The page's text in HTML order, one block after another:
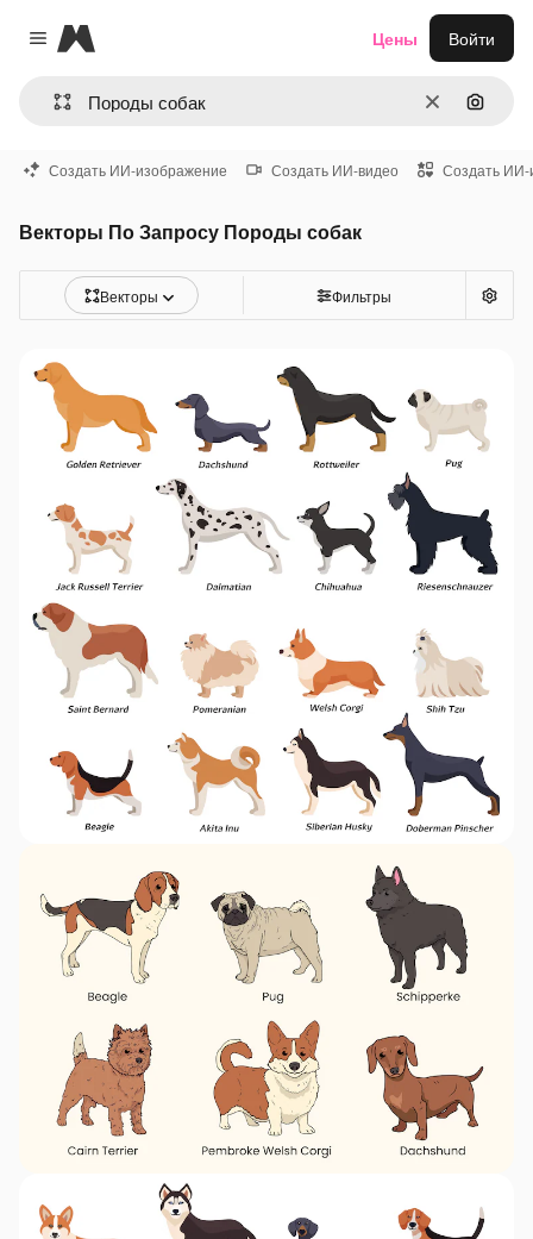
Close menu
Magnific
ОчиститьПоиск
Цены Войти
Создать ИИ-изображение Создать ИИ-видео Создать ИИ-
Векторы По Запросу Породы собак
Векторы Фильтры